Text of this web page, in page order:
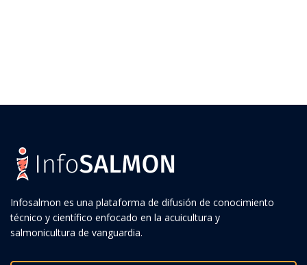
Infosalmon es una plataforma de difusión de conocimiento
técnico y científico enfocado en la acuicultura y
salmonicultura de vanguardia.